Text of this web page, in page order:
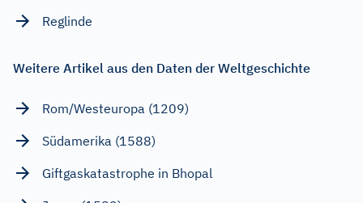
Reglinde
Weitere Artikel aus den Daten der Weltgeschichte
Rom/Westeuropa (1209)
Südamerika (1588)
Giftgaskatastrophe in Bhopal